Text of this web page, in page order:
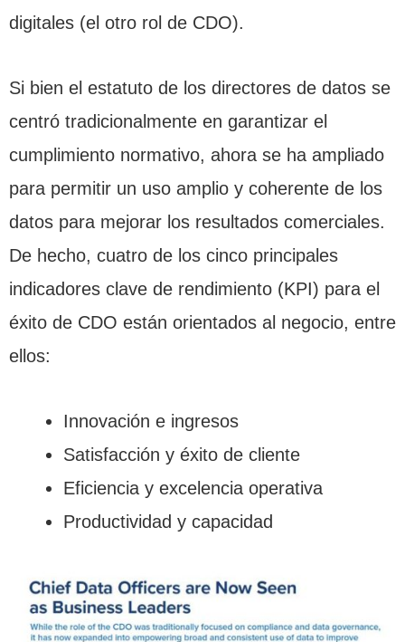
digitales (el otro rol de CDO).
Si bien el estatuto de los directores de datos se
centró tradicionalmente en garantizar el
cumplimiento normativo, ahora se ha ampliado
para permitir un uso amplio y coherente de los
datos para mejorar los resultados comerciales.
De hecho, cuatro de los cinco principales
indicadores clave de rendimiento (KPI) para el
éxito de CDO están orientados al negocio, entre
ellos:
Innovación e ingresos
Satisfacción y éxito de cliente
Eficiencia y excelencia operativa
Productividad y capacidad